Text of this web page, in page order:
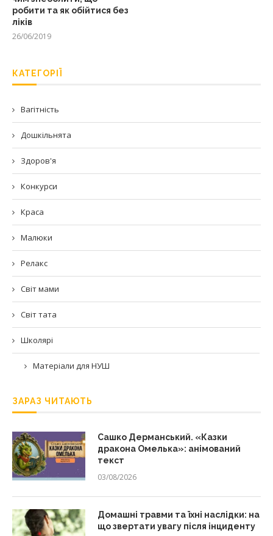
робити та як обійтися без
ліків
26/06/2019
КАТЕГОРІЇ
Вагітність
Дошкільнята
Здоров'я
Конкурси
Краса
Малюки
Релакс
Світ мами
Світ тата
Школярі
Матеріали для НУШ
ЗАРАЗ ЧИТАЮТЬ
Сашко Дерманський. «Казки
дракона Омелька»: анімований
текст
03/08/2026
Домашні травми та їхні наслідки: на
що звертати увагу після інциденту